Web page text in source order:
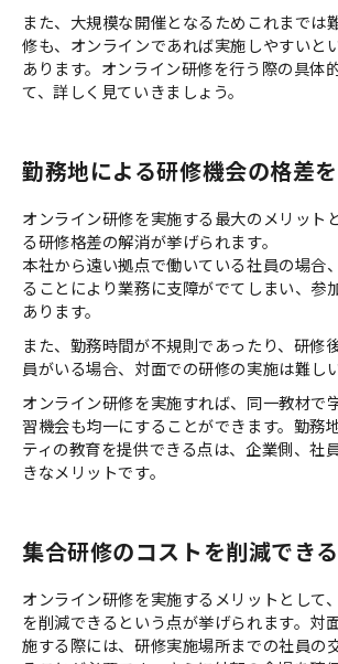
また、大規模な開催となるためこれまでは
修も、オンラインであれば実施しやすいと
あります。オンライン研修を行う際の具体
て、詳しく見ていきましょう。
勤務地による研修機会の格差
オンライン研修を実施する最大のメリット
る研修格差の解消が挙げられます。
本社から遠い拠点で働いている社員の場合
ることにより業務に支障がでてしまい、参
あります。
また、勤務時間が不規則であったり、研修
員がいる場合、対面での研修の実施は難し
オンライン研修を実施すれば、同一教材で
習機会も均一にすることができます。勤務
ティの教育を提供できる点は、企業側、社
きなメリットです。
集合研修のコストを削減できる
オンライン研修を実施するメリットとして
を削減できるという点が挙げられます。対
施する際には、研修実施場所までの社員の